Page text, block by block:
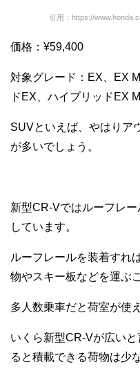
引用：https://
価格：¥59,400
対象グレード：EX、EX
ドEX、ハイブリッドEX
SUVといえば、やはりア
が多いでしょう。
新型CR-Vではルーフレ
しています。
ルーフレールを装着すれ
物やスキー板などを運ぶ
多人数乗車だと荷室が使
いくら新型CR-Vが広い
ると積載できる荷物は少